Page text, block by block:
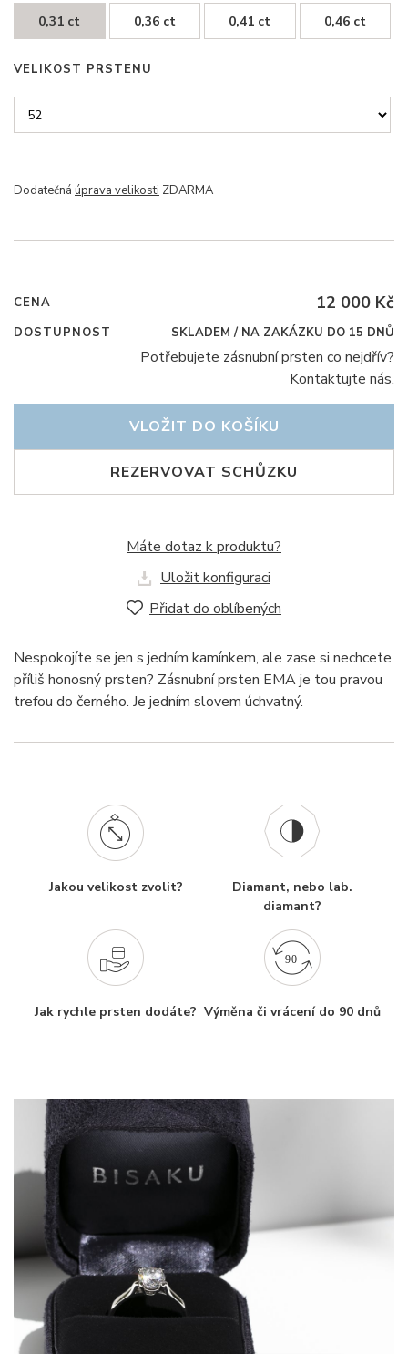
0,31 ct 0,36 ct 0,41 ct 0,46 ct
VELIKOST PRSTENU
Dodatečná úprava velikosti ZDARMA
CENA 12 000 Kč
DOSTUPNOST SKLADEM / NA ZAKÁZKU DO 15 DNŮ
Potřebujete zásnubní prsten co nejdřív?
Kontaktujte nás.
REZERVOVAT SCHŮZKU
VLOŽIT DO KOŠÍKU
Máte dotaz k produktu?
Uložit konfiguraci
Přidat do oblíbených
Nespokojíte se jen s jedním kamínkem, ale zase si nechcete
příliš honosný prsten? Zásnubní prsten EMA je tou pravou
trefou do černého. Je jedním slovem úchvatný.
Jakou velikost zvolit?
Diamant, nebo lab.
diamant?
Jak rychle prsten dodáte? Výměna či vrácení do 90 dnů